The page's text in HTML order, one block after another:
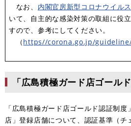
なお、 内閣官房新型コロナウイル
いて、自主的な感染対策の取組に役
すので、参考にしてください。
（https//corona.go.jp/
「広島積極ガード店ゴール
「広島積極ガード店ゴールド認証制
店」登録店舗について、認証基準（チ